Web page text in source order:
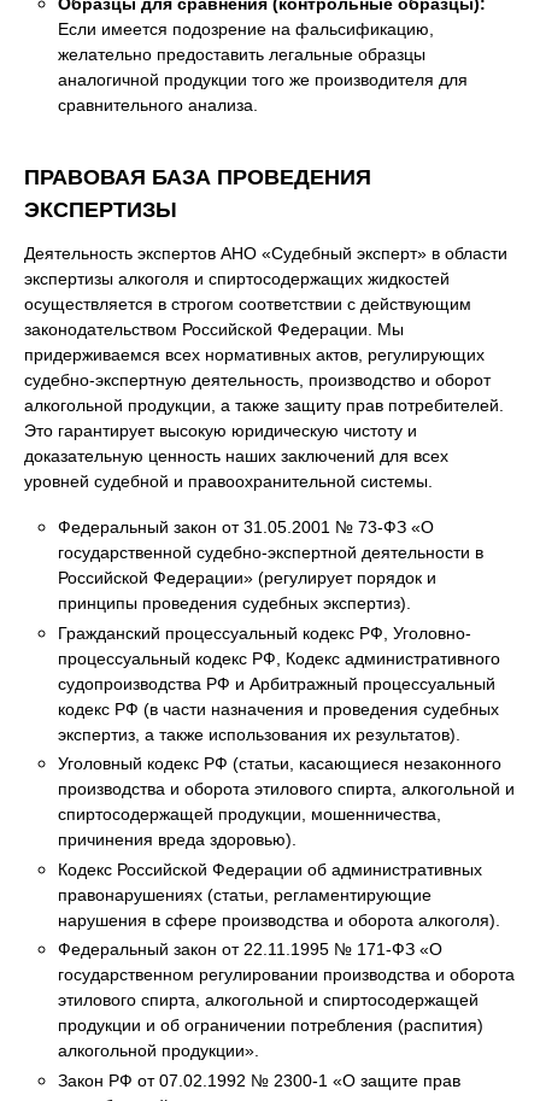
Если имеется подозрение на фальсификацию,
желательно предоставить легальные образцы
аналогичной продукции того же производителя для
сравнительного анализа.
ПРАВОВАЯ БАЗА ПРОВЕДЕНИЯ
ЭКСПЕРТИЗЫ
Деятельность экспертов АНО «Судебный эксперт» в области
экспертизы алкоголя и спиртосодержащих жидкостей
осуществляется в строгом соответствии с действующим
законодательством Российской Федерации. Мы
придерживаемся всех нормативных актов, регулирующих
судебно-экспертную деятельность, производство и оборот
алкогольной продукции, а также защиту прав потребителей.
Это гарантирует высокую юридическую чистоту и
доказательную ценность наших заключений для всех
уровней судебной и правоохранительной системы.
Федеральный закон от 31.05.2001 № 73-ФЗ «О
государственной судебно-экспертной деятельности в
Российской Федерации» (регулирует порядок и
принципы проведения судебных экспертиз).
Гражданский процессуальный кодекс РФ, Уголовно-
процессуальный кодекс РФ, Кодекс административного
судопроизводства РФ и Арбитражный процессуальный
кодекс РФ (в части назначения и проведения судебных
экспертиз, а также использования их результатов).
Уголовный кодекс РФ (статьи, касающиеся незаконного
производства и оборота этилового спирта, алкогольной и
спиртосодержащей продукции, мошенничества,
причинения вреда здоровью).
Кодекс Российской Федерации об административных
правонарушениях (статьи, регламентирующие
нарушения в сфере производства и оборота алкоголя).
Федеральный закон от 22.11.1995 № 171-ФЗ «О
государственном регулировании производства и оборота
этилового спирта, алкогольной и спиртосодержащей
продукции и об ограничении потребления (распития)
алкогольной продукции».
Закон РФ от 07.02.1992 № 2300-1 «О защите прав